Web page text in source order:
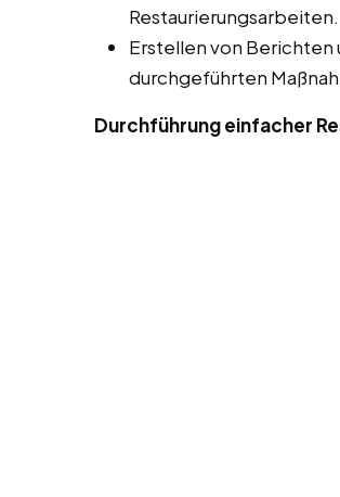
Restaurierungsarbeiten.
Erstellen von
durchgeführten
Durchführung einfacher